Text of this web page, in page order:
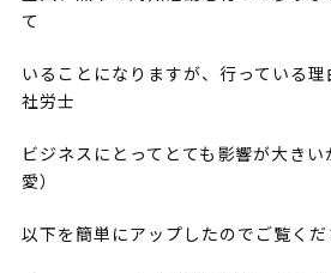
て
いることになりますが、行っている
社労士
ビジネスにとってとても影響が大き
愛）
以下を簡単にアップしたのでご覧くだ